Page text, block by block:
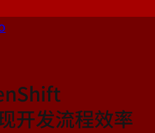
开发流程效率